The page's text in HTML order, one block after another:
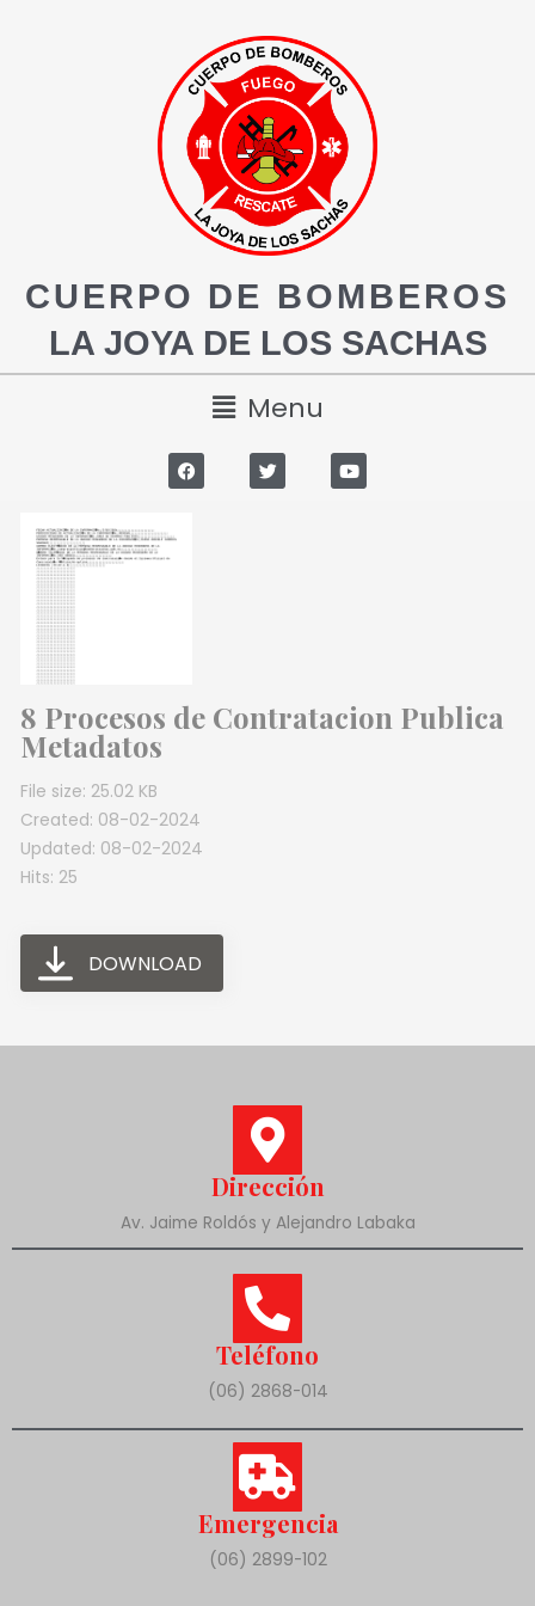
CUERPO DE BOMBEROS
LA JOYA DE LOS SACHAS
Menu
8 Procesos de Contratacion Publica
Metadatos
File size: 25.02 KB
Created: 08-02-2024
Updated: 08-02-2024
Hits: 25
DOWNLOAD
Dirección
Av. Jaime Roldós y Alejandro Labaka
Teléfono
(06) 2868-014
Emergencia
(06) 2899-102